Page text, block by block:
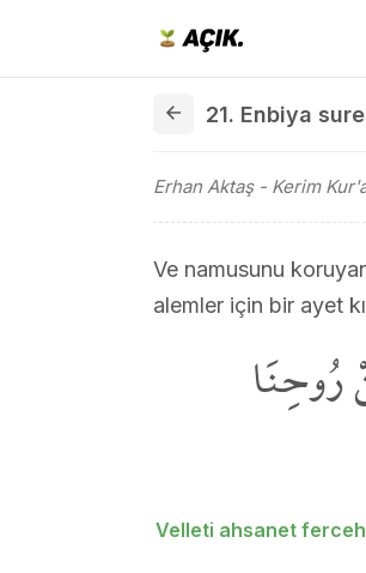
21. Enbiya
Erhan Aktaş- Kerim
Ve namusunu
alemler için bir ayet
Velleti ahsanet